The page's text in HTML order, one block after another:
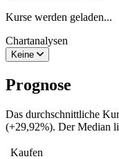
Kurse werden geladen...
Chartanalysen
Keine
Prognose
Das durchschnittliche
(+29,92%). Der Median
Kaufen